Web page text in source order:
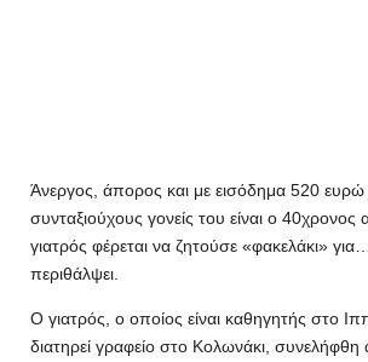
Άνεργος, άπορος και με εισόδημα 520
συνταξιούχους γονείς του είναι ο 40χρονος
γιατρός φέρεται να ζητούσε «φακελάκι»
περιθάλψει.
Ο γιατρός, ο οποίος είναι καθηγητής στο
διατηρεί γραφείο στο Κολωνάκι,